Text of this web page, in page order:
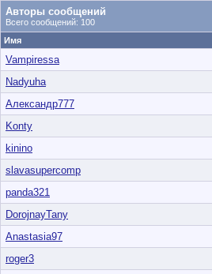
Авторы сообщений
Всего сообщений: 100
Имя
Vampiressa
Nadyuha
Александр777
Konty
kinino
slavasupercomp
panda321
DorojnayTany
Anastasia97
roger3